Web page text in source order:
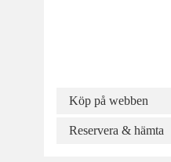
Köp på webben
Reservera & hämta